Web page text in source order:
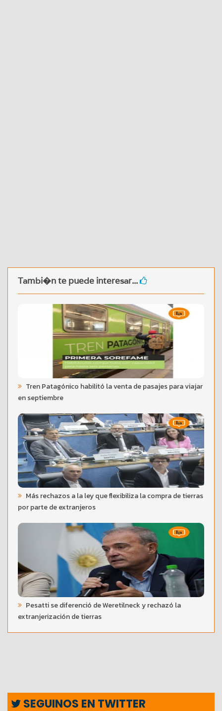
Tambi�n te puede interesar...
Tren Patagónico habilitó la venta de pasajes para viajar
en septiembre
Más rechazos a la ley que flexibiliza la compra de tierras
por parte de extranjeros
Pesatti se diferenció de Weretilneck y rechazó la
extranjerización de tierras
SEGUINOS EN TWITTER